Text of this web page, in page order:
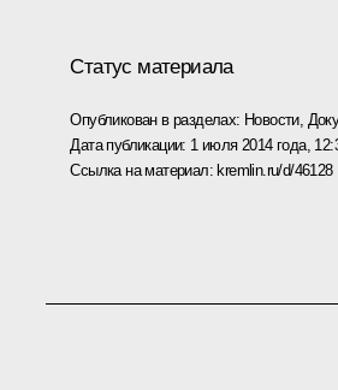
Статус материала
Опубликован в разделах: Новости,
Дата публикации: 1 июля 2014 года,
Ссылка на материал: kremlin.ru/d/46128